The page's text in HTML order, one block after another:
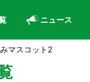
ニュース
マスコット2